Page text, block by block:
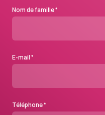
Nom de famille*
E-mail *
Téléphone*